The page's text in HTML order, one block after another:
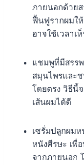
ภายนอกด้วยส
ฟื้นฟูรากผมใ
อาจใช้เวลาเ
แชมพูที่มีสรร
สมุนไพรและ
โดยตรง วิธีนี้
เส้นผมได้ดี
เซรั่มปลูกผม
หนังศีรษะ เพื่
จากภายนอก